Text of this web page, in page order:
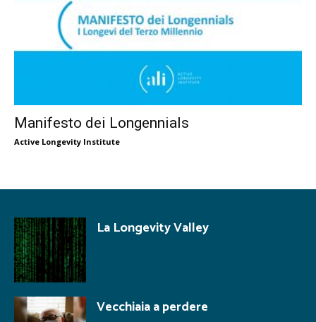
Manifesto dei Longennials
Active Longevity Institute
La Longevity Valley
Vecchiaia a perdere